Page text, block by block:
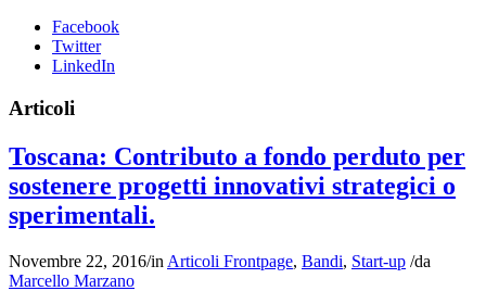
Facebook
Twitter
LinkedIn
Articoli
Toscana: Contributo a fondo perduto per
sostenere progetti innovativi strategici o
sperimentali.
Novembre 22, 2016/in Articoli Frontpage, Bandi, Start-up /da
Marcello Marzano